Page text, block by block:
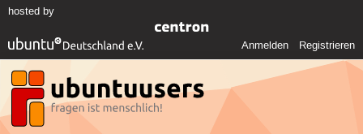
hosted by
Anmelden Registrieren